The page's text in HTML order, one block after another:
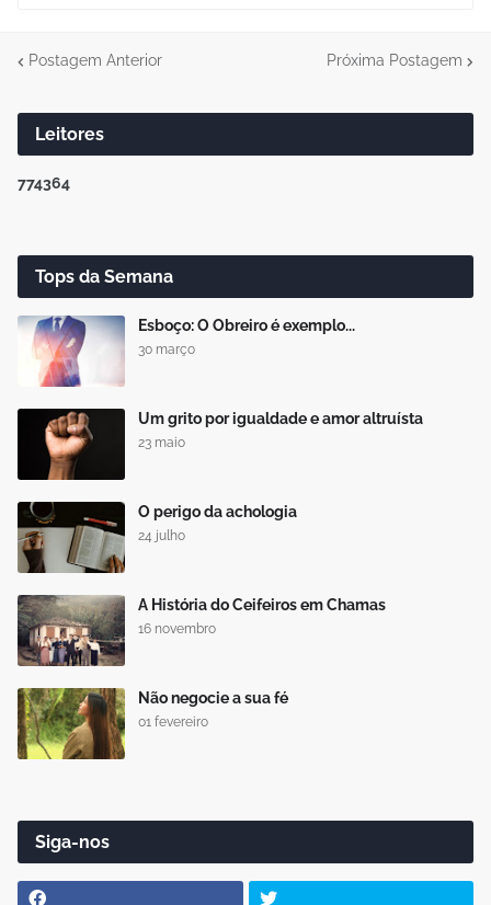
Postagem Anterior Próxima Postagem
Leitores
774364
Tops da Semana
Esboço: O Obreiro é exemplo...
30 março
Um grito por igualdade e amor altruísta
23 maio
O perigo da achologia
24 julho
A História do Ceifeiros em Chamas
16 novembro
Não negocie a sua fé
01 fevereiro
Siga-nos